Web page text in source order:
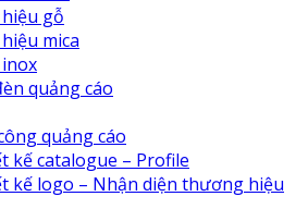
gỗ
mica
quảng cáo
quảng cáo
kế catalogue – Profile
kế logo – Nhận diện thương hiệu